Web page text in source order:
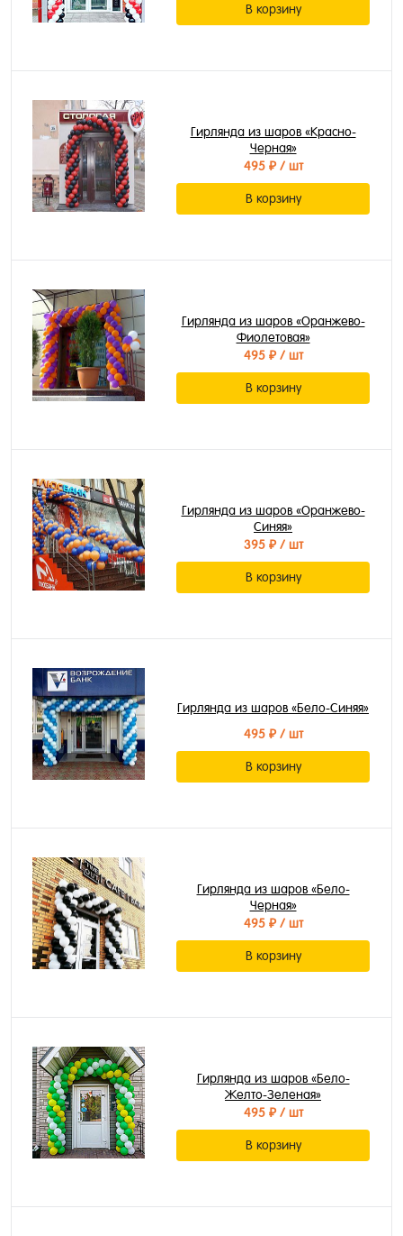
В корзину
Гирлянда из шаров «Красно-
Черная»
495 ₽/ шт
В корзину
Гирлянда из шаров «Оранжево-
Фиолетовая»
495 ₽/ шт
В корзину
Гирлянда из шаров «Оранжево-
Синяя»
395 ₽/ шт
В корзину
Гирлянда из шаров «Бело-Синяя»
495 ₽/ шт
В корзину
Гирлянда из шаров «Бело-
Черная»
495 ₽/ шт
В корзину
Гирлянда из шаров «Бело-
Желто-Зеленая»
495 ₽/ шт
В корзину